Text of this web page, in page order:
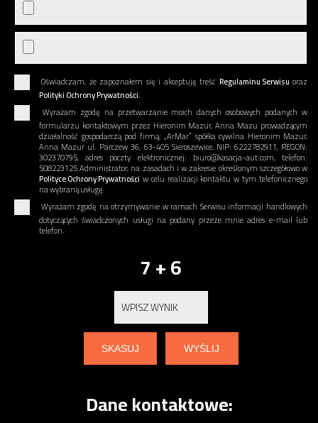
Oświadczam, że zapoznałem się i akceptuję treść Regulaminu Serwisu oraz
Polityki Ochrony Prywatności.
Wyrażam zgodę na przetwarzanie moich danych osobowych podanych w
formularzu kontaktowym przez Hieronim Mazur, Anna Mazu prowadzącym
działalność gospodarczą pod firmą: „ArMar” spółka cywilna Hieronim Mazur,
Anna Mazur ul. Parczew 36, 63-405 Sieroszewice, NIP: 6222782911, REGON:
302370795, adres poczty elektronicznej: biuro@kasacja-aut.com, telefon:
508223125 Administrator, na zasadach i w zakresie określonym szczegółowo w
Polityce Ochrony Prywatności w celu realizacji kontaktu w tym telefonicznego
na wybraną usługę.
Wyrażam zgodę na otrzymywanie w ramach Serwisu informacji handlowych
dotyczących świadczonych usługi na podany przeze mnie adres e-mail lub
telefon.
7 + 6
Dane kontaktowe: